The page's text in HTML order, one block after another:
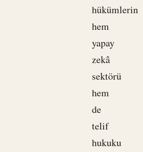
hükümlerin
hem
yapay
zekâ
sektörü
hem
de
telif
hukuku